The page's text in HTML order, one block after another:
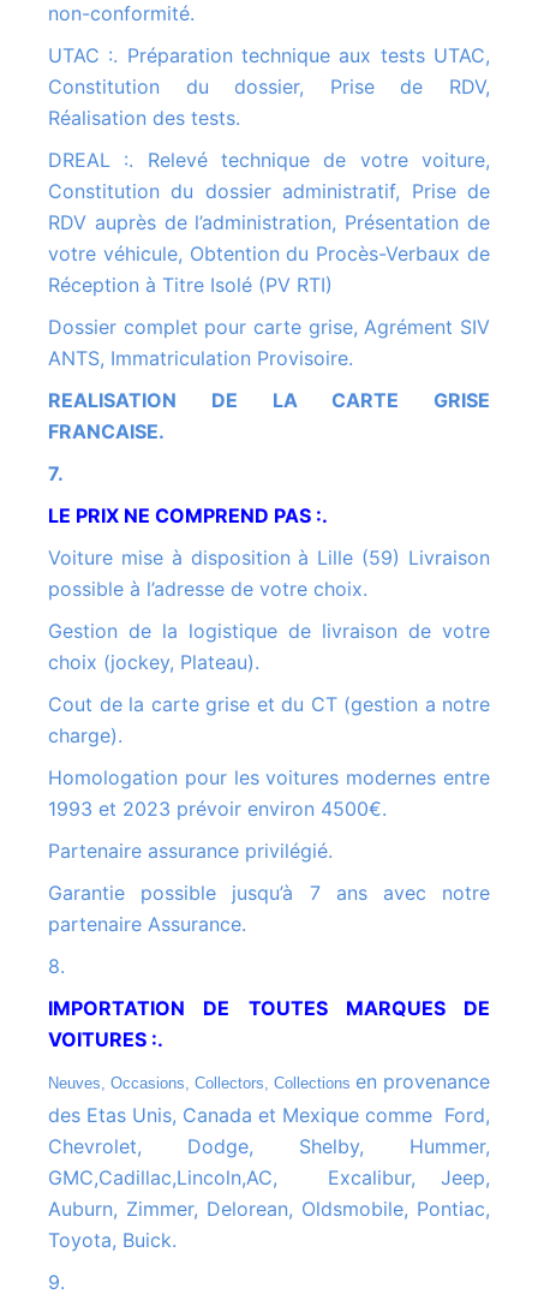
non-conformité.
UTAC :. Préparation technique aux tests UTAC,
Constitution du dossier, Prise de RDV,
Réalisation des tests.
DREAL :. Relevé technique de votre voiture,
Constitution du dossier administratif, Prise de
RDV auprès de l’administration, Présentation de
votre véhicule, Obtention du Procès-Verbaux de
Réception à Titre Isolé (PV RTI)
Dossier complet pour carte grise, Agrément SIV
ANTS, Immatriculation Provisoire.
REALISATION DE LA CARTE GRISE
FRANCAISE.
7.
LE PRIX NE COMPREND PAS :.
Voiture mise à disposition à Lille (59) Livraison
possible à l’adresse de votre choix.
Gestion de la logistique de livraison de votre
choix (jockey, Plateau).
Cout de la carte grise et du CT (gestion a notre
charge).
Homologation pour les voitures modernes entre
1993 et 2023 prévoir environ 4500€.
Partenaire assurance privilégié.
Garantie possible jusqu’à 7 ans avec notre
partenaire Assurance.
8.
IMPORTATION DE TOUTES MARQUES DE
VOITURES :.
Neuves, Occasions, Collectors, Collections en provenance
des Etas Unis, Canada et Mexique comme Ford,
Chevrolet, Dodge, Shelby, Hummer,
GMC,Cadillac,Lincoln,AC, Excalibur, Jeep,
Auburn, Zimmer, Delorean, Oldsmobile, Pontiac,
Toyota, Buick.
9.